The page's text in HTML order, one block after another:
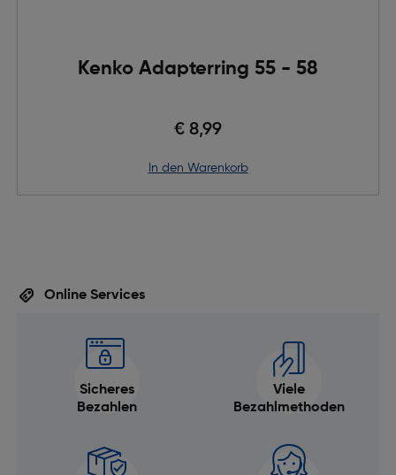
Kenko Adapterring 55 - 58
€ 8,99
in den Warenkorb
Online Services
Sicheres
Bezahlen
Viele
Bezahlmethoden